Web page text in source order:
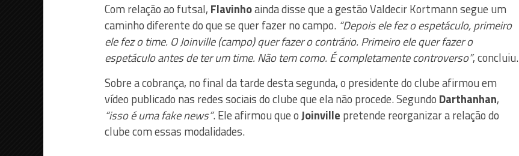
Com relação ao futsal, Flavinhoainda disse que a gestão Valdecir Kortmann segue um
caminho diferente do que se quer fazer no campo. “Depois ele fez o espetáculo, primeiro
ele fez o time. O Joinville (campo) quer fazer o contrário. Primeiro ele quer fazer o
espetáculo antes de ter um time. Não tem como. É completamente controverso”, concluiu.
Sobre a cobrança, no final da tarde desta segunda, o presidente do clube afirmou em
vídeo publicado nas redes sociais do clube que ela não procede. Segundo Darthanhan,
“isso é uma fake news”. Ele afirmou que oJoinville pretende reorganizar a relação do
clube com essas modalidades.